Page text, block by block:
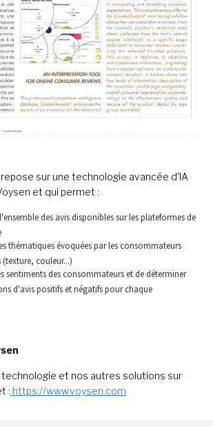
sur une technologie avancée d'IA
et qui permet :
des avis disponibles sur les plateformes de
thématiques évoquées par les consommateurs
(texture, couleur...)
sentiments des consommateurs et de déterminer
d'avis positifs et négatifs pour chaque
et nos autres solutions sur
: https://www.voysen.com